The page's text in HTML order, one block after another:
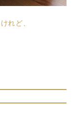
れど、